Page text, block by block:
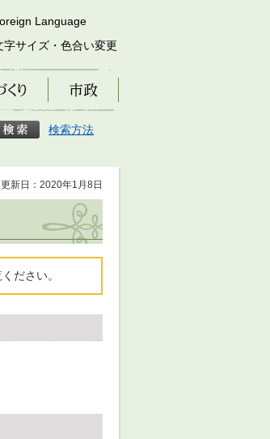
Language
字サイズ・色合い変更
市政
検索方法
更新日：2020年1月8日
ださい。